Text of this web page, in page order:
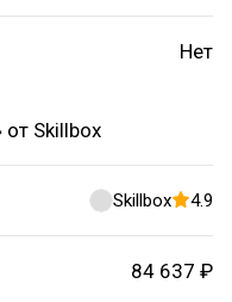
Нет
от Skillbox
Skillbox 4.9
84 637 ₽